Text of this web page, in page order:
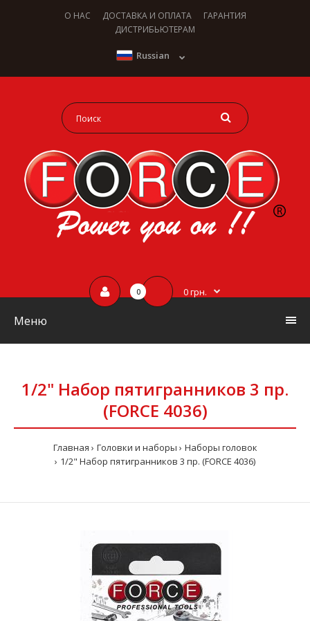
О НАС ДОСТАВКА И ОПЛАТА
ГАРАНТИЯ
ДИСТРИБЬЮТЕРАМ
Russian
0 0 грн.
Меню
1/2" Набор пятигранников 3 пр.
(FORCE 4036)
Главная Головки и наборы
Наборы головок
1/2" Набор пятигранников 3 пр. (FORCE 4036)